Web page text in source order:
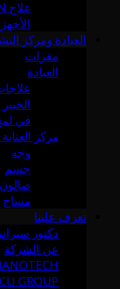
علاج PAN
العيادة ومركز
مقرات
العيادة
في
مركز
وجه
جسم
صالون
مساج
تعرف علينا
دكتور
عن الشركة
GROUP